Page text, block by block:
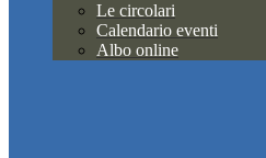
Le circolari
Calendario eventi
Albo online